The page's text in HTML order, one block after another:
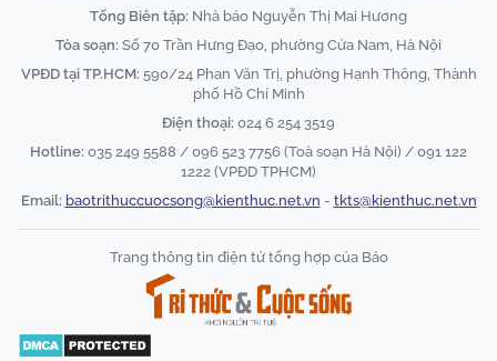
Tổng Biên tập: Nhà báo Nguyễn Thị Mai Hương
Tòa soạn: Số 70 Trần Hưng Đạo, phường Cửa Nam, Hà Nội
VPĐD tại TP.HCM: 590/24 Phan Văn Trị, phường Hạnh Thông, Thành
phố Hồ Chí Minh
Điện thoại: 024 6 254 3519
Hotline: 035 249 5588 / 096 523 7756 (Toà soạn Hà Nội) / 091 122
1222 (VPĐD TPHCM)
Email: baotrithuccuocsong@kienthuc.net.vn - tkts@kienthuc.net.vn
Trang thông tin điện tử tổng hợp của Báo